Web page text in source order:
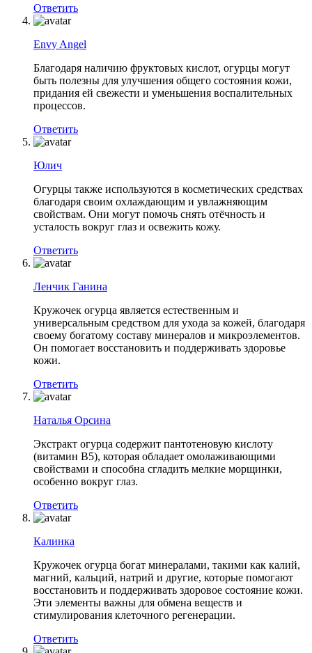
Ответить
Envy Angel
Благодаря наличию фруктовых кислот, огурцы могут
быть полезны для улучшения общего состояния кожи,
придания ей свежести и уменьшения воспалительных
процессов.
Ответить
Юлич
Огурцы также используются в косметических средствах
благодаря своим охлаждающим и увлажняющим
свойствам. Они могут помочь снять отёчность и
усталость вокруг глаз и освежить кожу.
Ответить
Ленчик Ганина
Кружочек огурца является естественным и
универсальным средством для ухода за кожей, благодаря
своему богатому составу минералов и микроэлементов.
Он помогает восстановить и поддерживать здоровье
кожи.
Ответить
Наталья Орсина
Экстракт огурца содержит пантотеновую кислоту
(витамин В5), которая обладает омолаживающими
свойствами и способна сгладить мелкие морщинки,
особенно вокруг глаз.
Ответить
Калинка
Кружочек огурца богат минералами, такими как калий,
магний, кальций, натрий и другие, которые помогают
восстановить и поддерживать здоровое состояние кожи.
Эти элементы важны для обмена веществ и
стимулирования клеточного регенерации.
Ответить